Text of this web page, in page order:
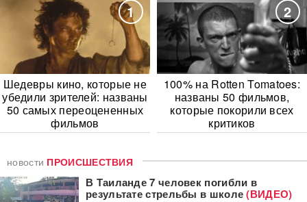
1
Шедевры кино, которые не
убедили зрителей: названы
50 самых переоцененных
фильмов
2
100% на Rotten Tomatoes:
названы 50 фильмов,
которые покорили всех
критиков
новости ПРОИСШЕСТВИЯ
В Таиланде 7 человек погибли в
результате стрельбы в школе(ВИДЕО)